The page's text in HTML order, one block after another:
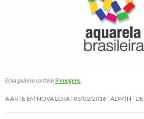
Essa galeria contém 9 imagens.
A ARTE EM NOVA LOJA 03/02/2016 ADMIN